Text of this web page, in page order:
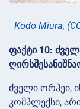
Kodo Miura,
ფაქტი 10:
ძველი ორჰეი,
კომპლექსი,